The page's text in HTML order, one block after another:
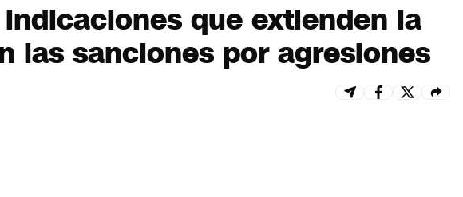
que extienden la
las sanciones por agresiones